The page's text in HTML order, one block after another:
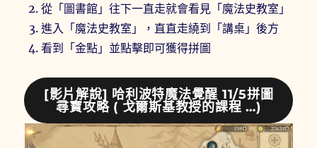
從「圖書館」往下一直走就會看見「魔法史教室」
進入「魔法史教室」，直直走繞到「講桌」後方
看到「金點」並點擊即可獲得拼圖
[影片解說] 哈利波特魔法覺醒 11/5拼圖
尋寶攻略 ( 戈爾斯基教授的課程 …)